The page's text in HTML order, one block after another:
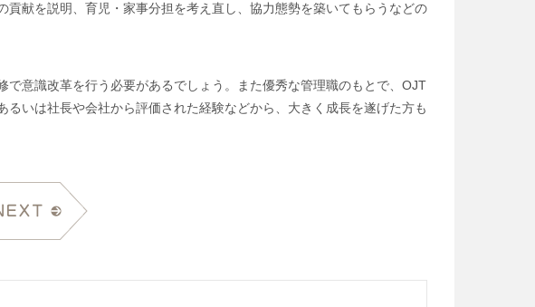
献を説明、育児・家事分担を考え直し、協力態勢を築いてもらうなどの
で意識改革を行う必要があるでしょう。また優秀な管理職のもとで、OJT
いは社長や会社から評価された経験などから、大きく成長を遂げた方も